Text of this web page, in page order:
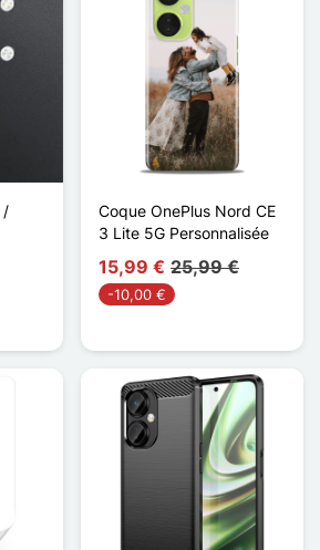
/
Coque OnePlus Nord CE
3 Lite 5G Personnalisée
15,99 € 25,99 €
-10,00 €